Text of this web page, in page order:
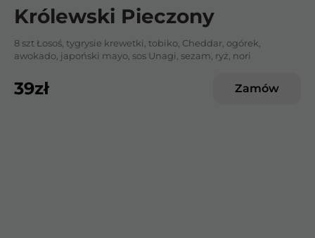
Królewski Pieczony
8 szt Łosoś, tygrysie krewetki, tobiko, Cheddar, ogórek,
awokado, japoński mayo, sos Unagi, sezam, ryż, nori
39zł Zamów